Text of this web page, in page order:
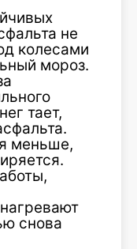
не
колесами
мороз.
тает,
меньше,
снова